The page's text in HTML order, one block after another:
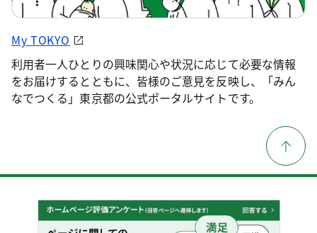
My TOKYO
利用者一人ひとりの興味関心や状況に応じて必要な情報
をお届けするとともに、皆様のご意見を反映し、「みん
なでつくる」東京都の公式ポータルサイトです。